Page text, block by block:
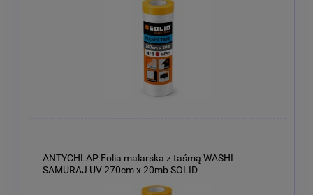
ANTYCHLAP Folia malarska z taśmą WASHI
SAMURAJ UV 270cm x 20mb SOLID